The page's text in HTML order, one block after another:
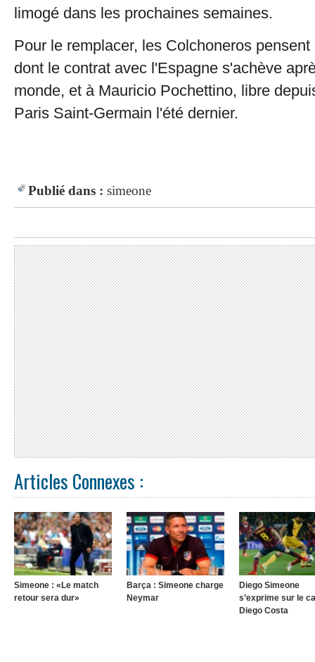
limogé dans les prochaines semaines.
Pour le remplacer, les Colchoneros
dont le contrat avec l'Espagne s'achève
monde, et à Mauricio Pochettino, libre
Paris Saint-Germain l'été dernier.
Publié dans : simeone
Articles Connexes :
Simeone : «Le match
retour sera dur»
Barça : Simeone charge
Neymar
Diego Simeone
s’exprime sur le
Diego Costa